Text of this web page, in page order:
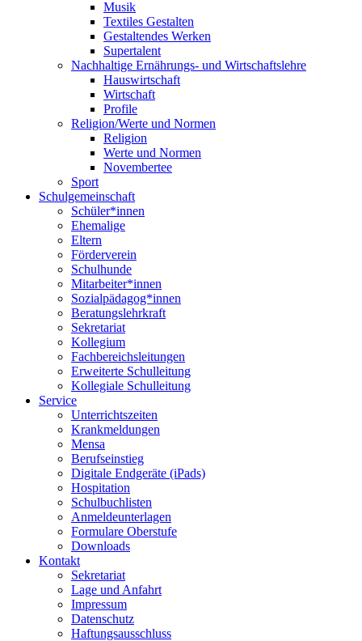
Musik
Textiles Gestalten
Gestaltendes Werken
Supertalent
Nachhaltige Ernährungs- und Wirtschaftslehre
Hauswirtschaft
Wirtschaft
Profile
Religion/Werte und Normen
Religion
Werte und Normen
Novembertee
Sport
Schulgemeinschaft
Schüler*innen
Ehemalige
Eltern
Förderverein
Schulhunde
Mitarbeiter*innen
Sozialpädagog*innen
Beratungslehrkraft
Sekretariat
Kollegium
Fachbereichsleitungen
Erweiterte Schulleitung
Kollegiale Schulleitung
Service
Unterrichtszeiten
Krankmeldungen
Mensa
Berufseinstieg
Digitale Endgeräte (iPads)
Hospitation
Schulbuchlisten
Anmeldeunterlagen
Formulare Oberstufe
Downloads
Kontakt
Sekretariat
Lage und Anfahrt
Impressum
Datenschutz
Haftungsausschluss